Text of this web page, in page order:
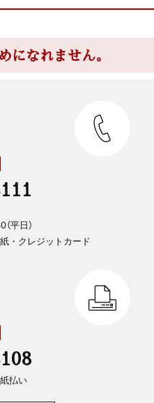
になれません。
平日）
・クレジットカード
払い